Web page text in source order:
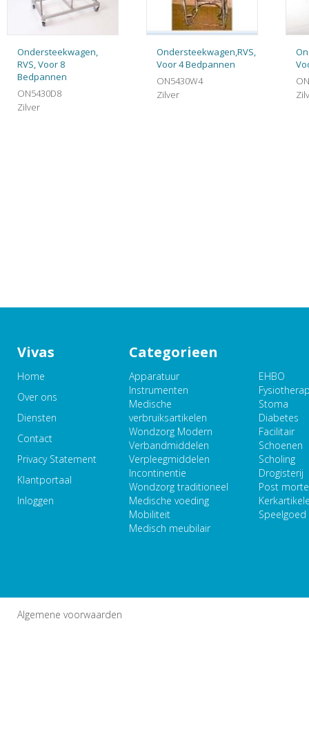
Ondersteekwagen,
RVS, Voor 8
Bedpannen
ON5430D8
Zilver
Ondersteekwagen,RVS,
Voor 4 Bedpannen
ON5430W4
Zilver
Vivas
Home
Over ons
Diensten
Contact
Privacy Statement
Klantportaal
Inloggen
Categorieen
Apparatuur
Instrumenten
Medische
verbruiksartikelen
Wondzorg Modern
Verbandmiddelen
Verpleegmiddelen
Incontinentie
Wondzorg traditioneel
Medische voeding
Mobiliteit
Medisch meubilair
EHBO
Stoma
Diabetes
Facilitair
Schoenen
Scholing
Drogisterij
Post
Speelgoed
Algemene voorwaarden